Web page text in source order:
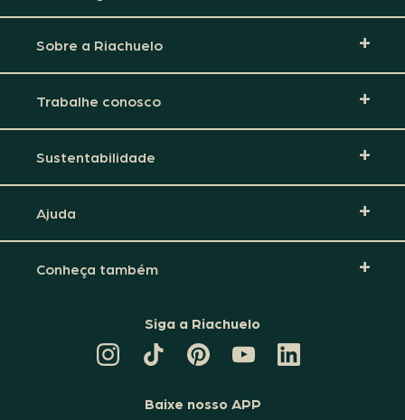
Sobre a Riachuelo
Trabalhe conosco
Sustentabilidade
Ajuda
Conheça também
Siga a Riachuelo
TIKTOK
DA
PINTEREST
DA
CANAL
DA
RIACHUELO
LINKEDIN
DA
Baixe nosso APP